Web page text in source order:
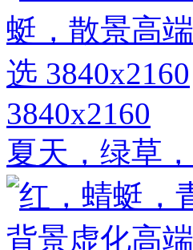
3840x2160
夏天，绿草